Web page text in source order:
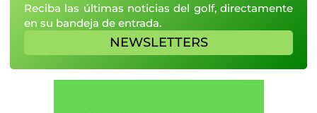
Reciba las últimas noticias del golf, directamente
en su bandeja de entrada.
NEWSLETTERS